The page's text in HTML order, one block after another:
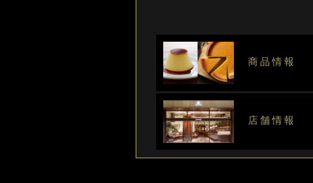
商品情報
店舗情報